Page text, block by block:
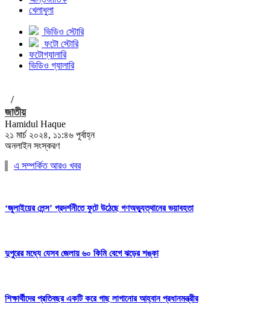
খেলাধুলা
ভিডিও স্টোরি
ফটো স্টোরি
ফটোগ্যালারি
ভিডিও গ্যালারি
/
জাতীয়
Hamidul Haque
২১ মার্চ ২০২৪, ১১:৪৬ পূর্বাহ্ন
অনলাইন সংস্করণ
এ সম্পর্কিত আরও খবর
‘জুলাইয়ের লেন্স’ প্রদর্শনীতে ফুটে উঠেছে গণঅভ্যুত্থানের ভয়াবহতা
দুপুরের মধ্যে যেসব জেলায় ৬০ কিমি বেগে ঝড়ের শঙ্কা
শিক্ষার্থীদের প্রতিবছর একটি করে গাছ লাগানোর আহ্বান প্রধানমন্ত্রীর